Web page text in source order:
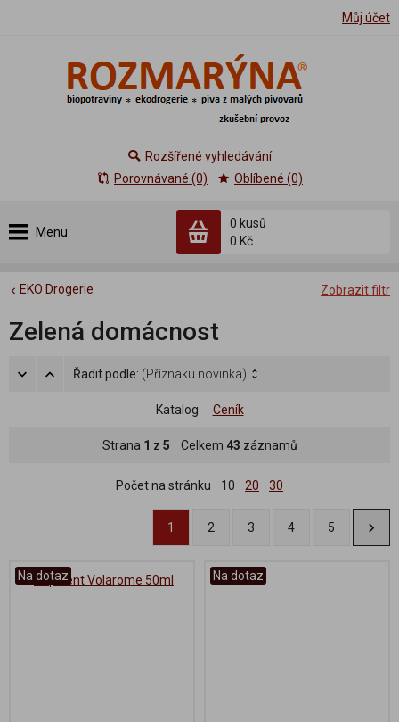
Můj účet
Menu
0 kusů
0 Kč
Rozšířené vyhledávání
Porovnávané (0)
Oblíbené (0)
Zobrazit filtr
EKO Drogerie
Zelená domácnost
Řadit podle: (Příznaku novinka)
Katalog Ceník
Strana 1 z 5 Celkem 43 záznamů
Počet na stránku 10 20 30
1 2 3 4 5
Na dotaz Na dotaz